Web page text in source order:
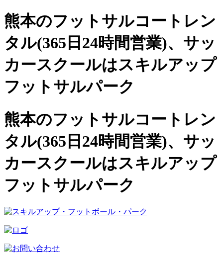
熊本のフットサルコートレン
タル(365日24時間営業)、 サッ
カースクールはスキルアップ
フットサルパーク
熊本のフットサルコートレン
タル(365日24時間営業)、サッ
カースクールはスキルアップ
フットサルパーク